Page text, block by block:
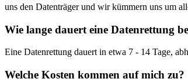
uns den Datenträger und wir kümmern uns um
Wie lange dauert eine Datenrettung
Eine Datenrettung dauert in etwa 7 - 14 Tage,
Welche Kosten kommen auf mich zu?